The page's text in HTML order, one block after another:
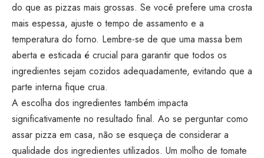
do que as pizzas mais grossas. Se você prefere uma crosta
mais espessa, ajuste o tempo de assamento e a
temperatura do forno. Lembre-se de que uma massa bem
aberta e esticada é crucial para garantir que todos os
ingredientes sejam cozidos adequadamente, evitando que a
parte interna fique crua.
A escolha dos ingredientes também impacta
significativamente no resultado final. Ao se perguntar como
assar pizza em casa, não se esqueça de considerar a
qualidade dos ingredientes utilizados. Um molho de tomate